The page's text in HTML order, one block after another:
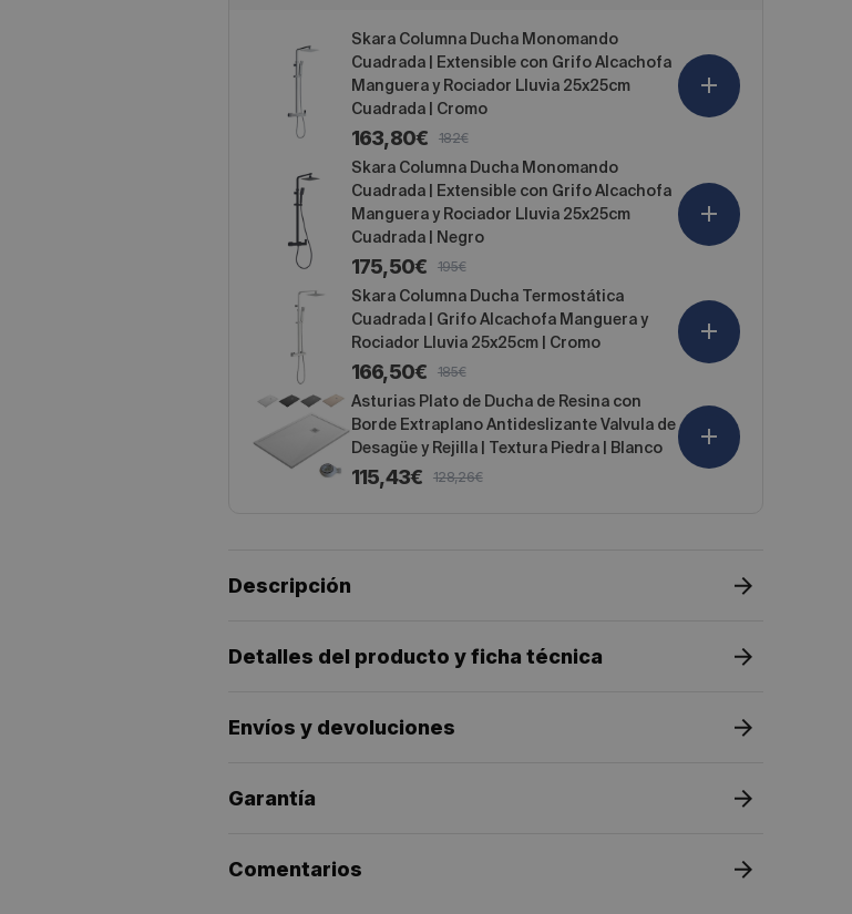
Plegable
Antical
Altura
Plegable
+
1
Fijo
|
Vidrio
6mm
con
Antical
|
195cm
Altura
|
Blanco
Mate
Skara Columna Ducha Monomando
Cuadrada | Extensible con Grifo Alcachofa
Manguera y Rociador Lluvia 25x25cm
Cuadrada | Cromo
Precio
de
oferta
163,80€
Precio
habitual
182€
Skara Columna Ducha Monomando
Cuadrada | Extensible con Grifo Alcachofa
Manguera y Rociador Lluvia 25x25cm
Cuadrada | Negro
Precio
de
oferta
175,50€
Precio
habitual
195€
Skara Columna Ducha Termostática
Cuadrada | Grifo Alcachofa Manguera y
Rociador Lluvia 25x25cm | Cromo
Precio
de
oferta
166,50€
Precio
habitual
185€
Asturias Plato de Ducha de Resina con
Borde Extraplano Antideslizante Valvula de
Desagüe y Rejilla | Textura Piedra | Blanco
Precio
115,43€
Precio
128,26€
Descripción
Detalles del producto y ficha técnica
Envíos y devoluciones
Garantía
Comentarios